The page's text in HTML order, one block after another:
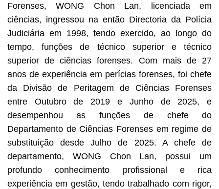
Forenses, WONG Chon Lan, licenciada em
ciências, ingressou na então Directoria da Polícia
Judiciária em 1998, tendo exercido, ao longo do
tempo, funções de técnico superior e técnico
superior de ciências forenses. Com mais de 27
anos de experiência em perícias forenses, foi chefe
da Divisão de Peritagem de Ciências Forenses
entre Outubro de 2019 e Junho de 2025, e
desempenhou as funções de chefe do
Departamento de Ciências Forenses em regime de
substituição desde Julho de 2025. A chefe de
departamento, WONG Chon Lan, possui um
profundo conhecimento profissional e rica
experiência em gestão, tendo trabalhado com rigor,